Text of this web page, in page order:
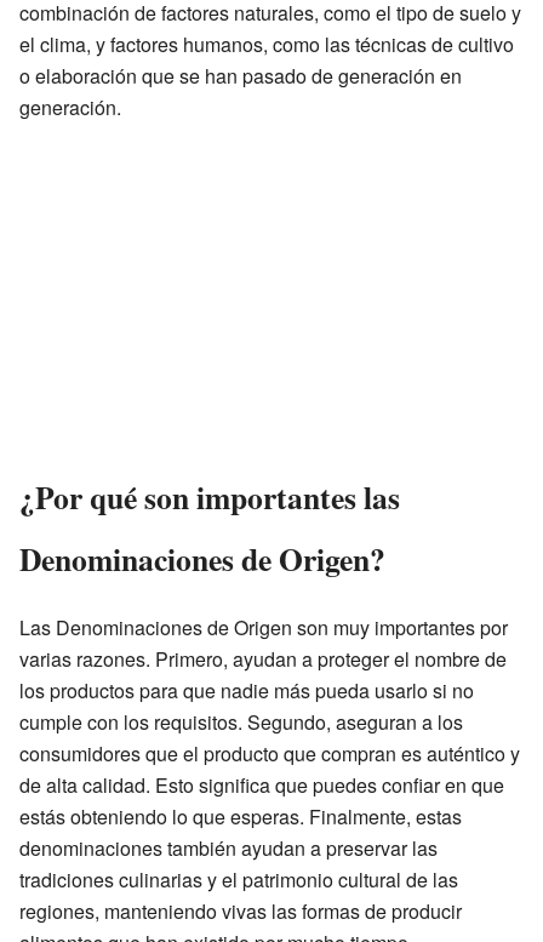
combinación de factores naturales, como el tipo de suelo y
el clima, y factores humanos, como las técnicas de cultivo
o elaboración que se han pasado de generación en
generación.
¿Por qué son importantes las
Denominaciones de Origen?
Las Denominaciones de Origen son muy importantes por
varias razones. Primero, ayudan a proteger el nombre de
los productos para que nadie más pueda usarlo si no
cumple con los requisitos. Segundo, aseguran a los
consumidores que el producto que compran es auténtico y
de alta calidad. Esto significa que puedes confiar en que
estás obteniendo lo que esperas. Finalmente, estas
denominaciones también ayudan a preservar las
tradiciones culinarias y el patrimonio cultural de las
regiones, manteniendo vivas las formas de producir